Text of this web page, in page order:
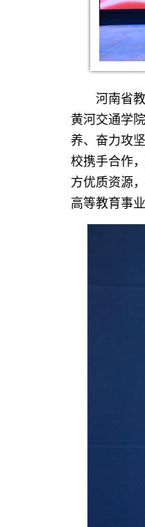
河南省
黄河交通学
养、奋力攻
校携手合作
方优质资源
高等教育事